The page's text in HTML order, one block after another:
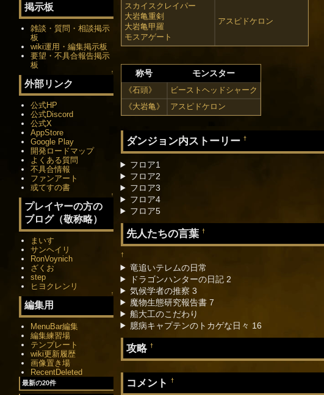
スカイスクレイパー
大岩亀重剣
大岩亀甲羅
モスアゲート
アスピドケロン
称号 モンスター
《石頭》
ビーストヘッドシャーク
《大岩亀》
アスピドケロン
ダンジョン内ストーリー †
フロア1
フロア2
フロア3
フロア4
フロア5
先人たちの言葉 †
†
竜追いテレムの日常
ドラゴンハンターの日記 2
気候学者の推察 3
魔物生態研究報告書 7
船大工のこだわり
臆病キャプテンのトカゲな日々 16
攻略 †
コメント †
掲示板
雑談・質問・相談掲示
板
wiki運用・編集掲示板
要望・不具合報告掲示
板
↑
外部リンク
公式HP
公式Discord
公式X
AppStore
Google Play
開発ロードマップ
よくある質問
不具合情報
ファンアート
或てすの書
↑
プレイヤーの方の
ブログ（敬称略）
まいす
サンヘイリ
RonVoynich
ざくお
step
ヒヨクレンリ
↑
編集用
MenuBar編集
編集練習場
テンプレート
wiki更新履歴
画像置き場
RecentDeleted
最新の20件